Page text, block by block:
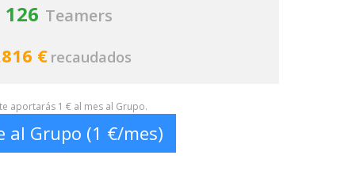
126 Teamers
€ recaudados
aportarás 1 € al mes al Grupo.
al Grupo (1 €/mes)